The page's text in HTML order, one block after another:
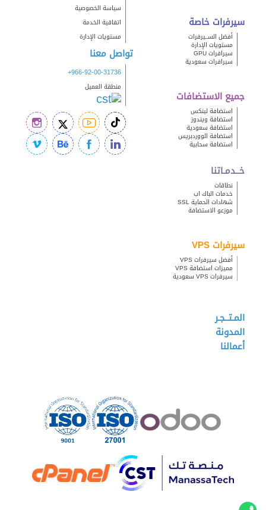
سيرفرات خاصة
أفضل الســيرفرات
مستويات الإدارة
سيرافرات GPU
سيرافرات سعودية
جميع الاستضافات
استضافة لينكس
استضافة ويندوز
استضافة سعودية
استضافة الووردبريس
استضافة سحابية
خــدمـاتنا
نطاقات
خدمات الباك اب
شهادات الحماية SSL
موزعو الاستضافة
سيرفرات VPS
أفضل سيرفرات VPS
مميزات استضافة VPS
سيرفرات VPS سعودية
المـتــجـر
المدونة
أعمالنا
سياسة الخصوصية
اتفاقية الخدمة
مستويات الإدارة
تواصل معنا
+966-92-00-31736
منطقة العميل